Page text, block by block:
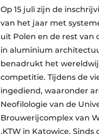
Op 15 juli zijn de
van het jaar met
uit Polen en de rest van
in aluminium
benadrukt het
competitie. Tijdens de
ingediend, waaronder
Neofilologie van de
Brouwerijcomplex van
.KTW in Katowice.